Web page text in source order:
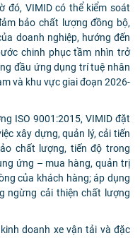
đó, VIMID có thể kiểm soát
bảo chất lượng đồng bộ,
doanh nghiệp, hướng đến
chinh phục tầm nhìn trở
đầu ứng dụng trí tuệ nhân
và khu vực giai đoạn 2026-
ISO 9001:2015, VIMID đặt
xây dựng, quản lý, cải tiến
chất lượng, tiến độ trong
ứng – mua hàng, quản trị
của khách hàng; áp dụng
ngừng cải thiện chất lượng
doanh xe vận tải và đặc